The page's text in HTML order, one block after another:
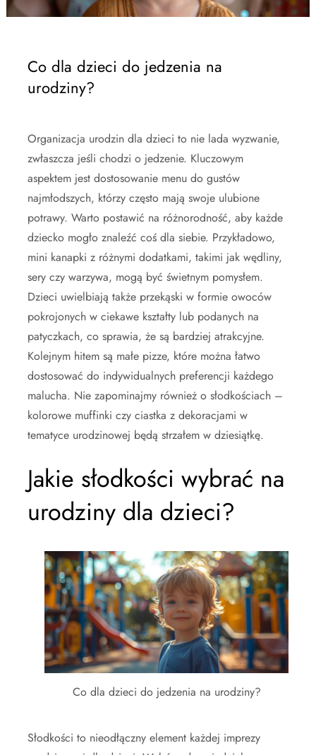
Co dla dzieci do jedzenia na
urodziny?
Organizacja urodzin dla dzieci to nie lada wyzwanie,
zwłaszcza jeśli chodzi o jedzenie. Kluczowym
aspektem jest dostosowanie menu do gustów
najmłodszych, którzy często mają swoje ulubione
potrawy. Warto postawić na różnorodność, aby każde
dziecko mogło znaleźć coś dla siebie. Przykładowo,
mini kanapki z różnymi dodatkami, takimi jak wędliny,
sery czy warzywa, mogą być świetnym pomysłem.
Dzieci uwielbiają także przekąski w formie owoców
pokrojonych w ciekawe kształty lub podanych na
patyczkach, co sprawia, że są bardziej atrakcyjne.
Kolejnym hitem są małe pizze, które można łatwo
dostosować do indywidualnych preferencji każdego
malucha. Nie zapominajmy również o słodkościach –
kolorowe muffinki czy ciastka z dekoracjami w
tematyce urodzinowej będą strzałem w dziesiątkę.
Jakie słodkości wybrać na
urodziny dla dzieci?
Co dla dzieci do jedzenia na urodziny?
Słodkości to nieodłączny element każdej imprezy